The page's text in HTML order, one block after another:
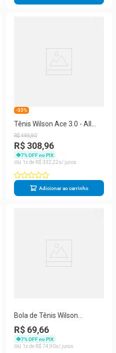
-33%
Tênis Wilson Ace 3.0 - All
Court - Branco Preto e
Vermelho
R$499,90
R$ 308,96
7% OFF no PIX
1
R$ 332 22
Adicionar ao carrinho
Bola de Tênis Wilson
Championship Regular Duty
Saibro
R$ 69,66
7% OFF no PIX
1
R$ 74 90